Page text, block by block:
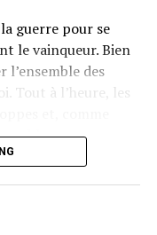
guerre pour se
le vainqueur. Bien
l’ensemble des
à l’heure, les